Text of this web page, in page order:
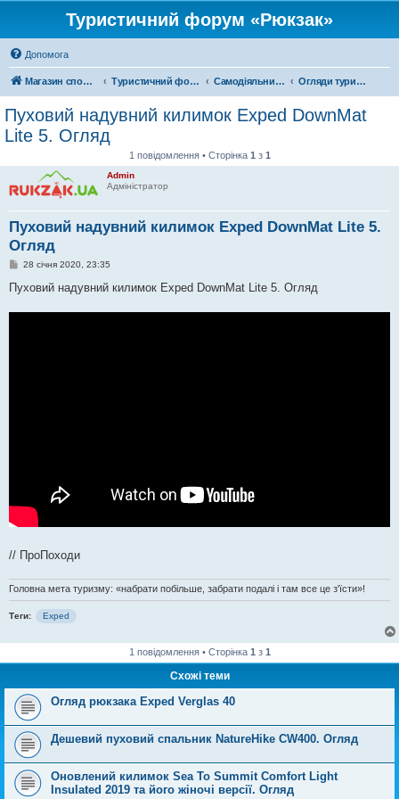
Туристичний форум «Рюкзак»
Допомога
Магазин спорядження Туристичний форум «Рюкзак» Самодіяльний туризм Огляди туристичного спорядження
Пуховий надувний килимок Exped DownMat
Lite 5. Огляд
1 повідомлення • Сторінка 1 з 1
Admin
Адміністратор
Пуховий надувний килимок Exped DownMat Lite 5.
Огляд
П
в
і
28 січня 2020, 23:35
Пуховий надувний килимок Exped DownMat Lite 5. Огляд
// ПроПоходи
Головна мета туризму: «набрати побільше, забрати подалі і там все це з'їсти»!
Теги: Exped
1 повідомлення • Сторінка 1 з 1
Схожі теми
Огляд рюкзака Exped Verglas 40
Дешевий пуховий спальник NatureHike CW400. Огляд
Оновлений килимок Sea To Summit Comfort Light
Insulated 2019 та його жіночі версії. Огляд